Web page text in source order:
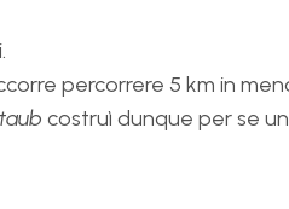
percorrere 5 km in
costruì dunque per se